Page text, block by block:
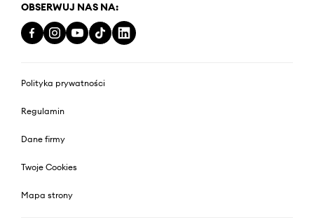
OBSERWUJ NAS NA:
Polityka prywatności
Regulamin
Dane firmy
Twoje Cookies
Mapa strony